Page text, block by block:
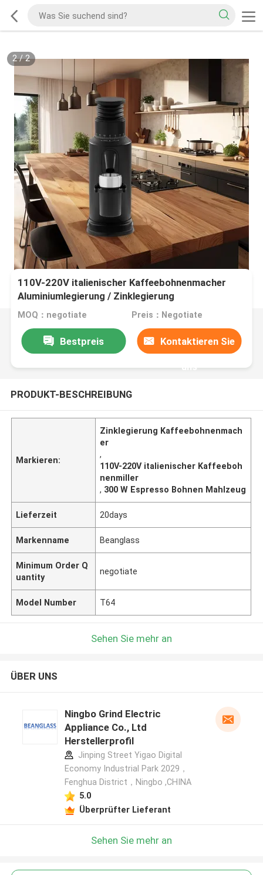
2/2
110V-220V italienischer Kaffeebohnenmacher
Aluminiumlegierung / Zinklegierung
MOQ：negotiate Preis：Negotiate
Bestpreis Kontaktieren Sie
uns
PRODUKT-BESCHREIBUNG
Markieren:
Zinklegierung Kaffeebohnenmach
er
,
110V-220V italienischer Kaffeeboh
nenmiller
, 300 W Espresso Bohnen Mahlzeug
Lieferzeit 20days
Markenname Beanglass
Minimum Order Q
uantity
negotiate
Model Number T64
Sehen Sie mehr an
ÜBER UNS
Ningbo Grind Electric
Appliance Co., Ltd
Herstellerprofil
Jinping Street Yigao Digital
Economy Industrial Park 2029，
Fenghua District，Ningbo ,CHINA
5.0
Überprüfter Lieferant
Sehen Sie mehr an